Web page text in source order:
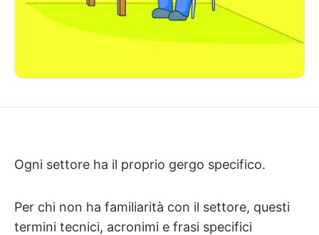
Ogni settore ha il proprio gergo specifico.
Per chi non ha familiarità con il settore, questi
termini tecnici, acronimi e frasi specifici